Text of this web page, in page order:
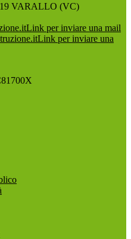
VARALLO (VC)
Link per inviare una mail
Link per inviare una